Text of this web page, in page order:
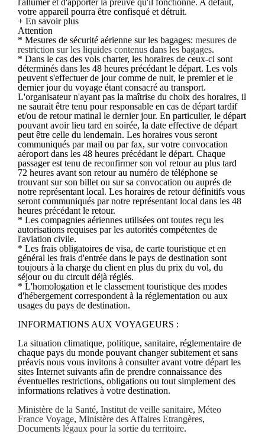
votre appareil pourra être confisqué et détruit.
+ En savoir plus
Attention
* Mesures de sécurité aérienne sur les bagages: mesures de
restriction sur les liquides contenus dans les bagages.
* Dans le cas des vols charter, les horaires de ceux-ci sont
déterminés dans les 48 heures précédant le départ. Les vols
peuvent s'effectuer de jour comme de nuit, le premier et le
dernier jour du voyage étant consacré au transport.
L'organisateur n'ayant pas la maîtrise du choix des horaires, il
ne saurait être tenu pour responsable en cas de départ tardif
et/ou de retour matinal le dernier jour. En particulier, le départ
pouvant avoir lieu tard en soirée, la date effective de départ
peut être celle du lendemain. Les horaires vous seront
communiqués par mail ou par fax, sur votre convocation
aéroport dans les 48 heures précédant le départ. Chaque
passager est tenu de reconfirmer son vol retour au plus tard
72 heures avant son retour au numéro de téléphone se
trouvant sur son billet ou sur sa convocation ou auprés de
notre représentant local. Les horaires de retour définitifs vous
seront communiqués par notre représentant local dans les 48
heures précédant le retour.
* Les compagnies aériennes utilisées ont toutes reçu les
autorisations requises par les autorités compétentes de
l'aviation civile.
* Les frais obligatoires de visa, de carte touristique et en
général les frais d'entrée dans le pays de destination sont
toujours à la charge du client en plus du prix du vol, du
séjour ou du circuit déjà réglés.
* L'homologation et le classement touristique des modes
d'hébergement correspondent à la réglementation ou aux
usages du pays de destination.
INFORMATIONS AUX VOYAGEURS :
La situation climatique, politique, sanitaire, réglementaire de
chaque pays du monde pouvant changer subitement et sans
préavis nous vous invitons à consulter avant votre départ les
sites Internet suivants afin de prendre connaissance des
éventuelles restrictions, obligations ou tout simplement des
informations relatives à votre destination.
Ministère de la Santé, Institut de veille sanitaire, Méteo
France Voyage, Ministère des Affaires Etrangères,
Documents légaux pour la sortie du territoire.